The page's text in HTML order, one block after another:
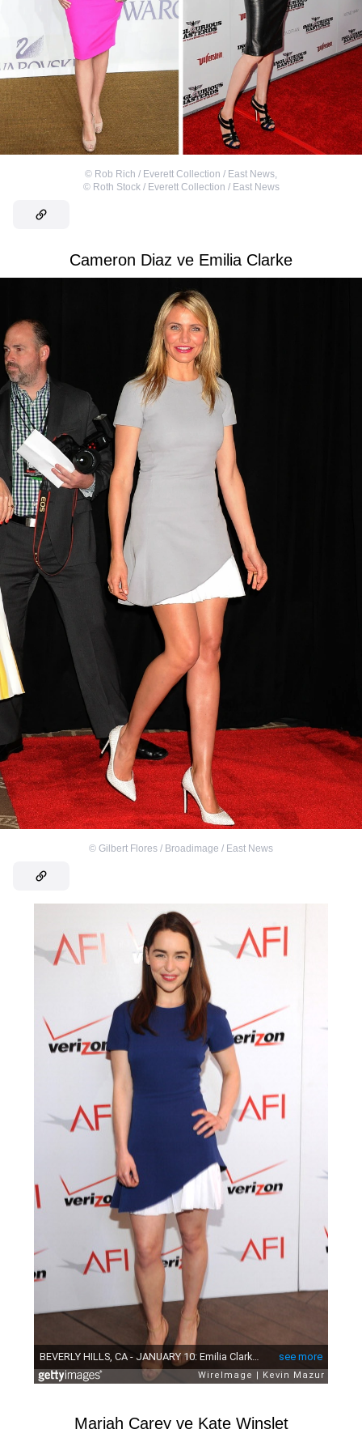
© Rob Rich / Everett Collection / East News,
© Roth Stock / Everett Collection / East News
Cameron Diaz ve Emilia Clarke
© Gilbert Flores / Broadimage / East News
Mariah Carey ve Kate Winslet